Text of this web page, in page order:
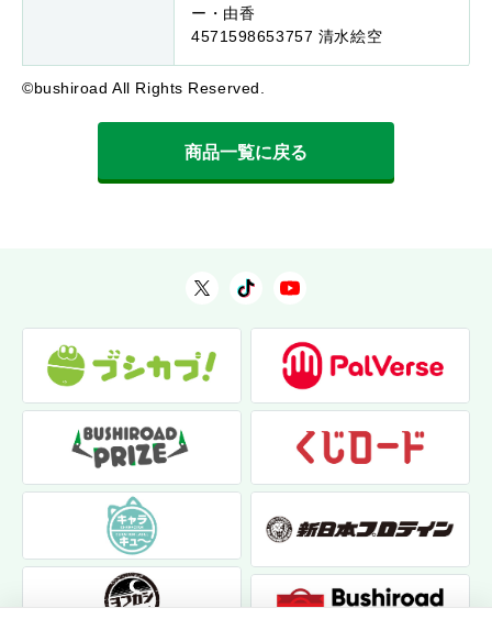
ー・由香
4571598653757 清水絵空
©bushiroad All Rights Reserved.
商品一覧に戻る